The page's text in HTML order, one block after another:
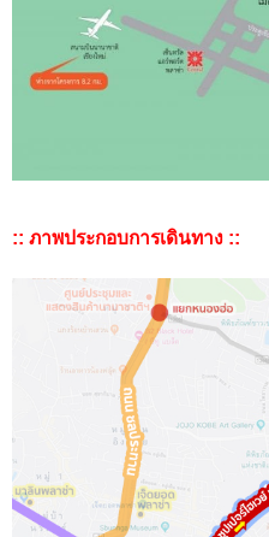
:: ภาพประกอบการเดินทาง ::